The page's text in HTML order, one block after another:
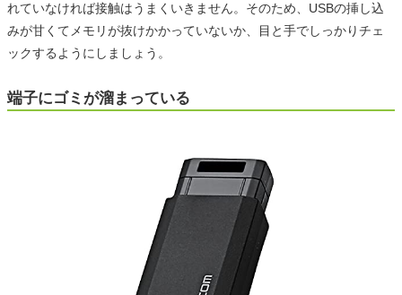
れていなければ接触はうまくいきません。そのため、USBの挿し込
みが甘くてメモリが抜けかかっていないか、目と手でしっかりチェ
ックするようにしましょう。
端子にゴミが溜まっている